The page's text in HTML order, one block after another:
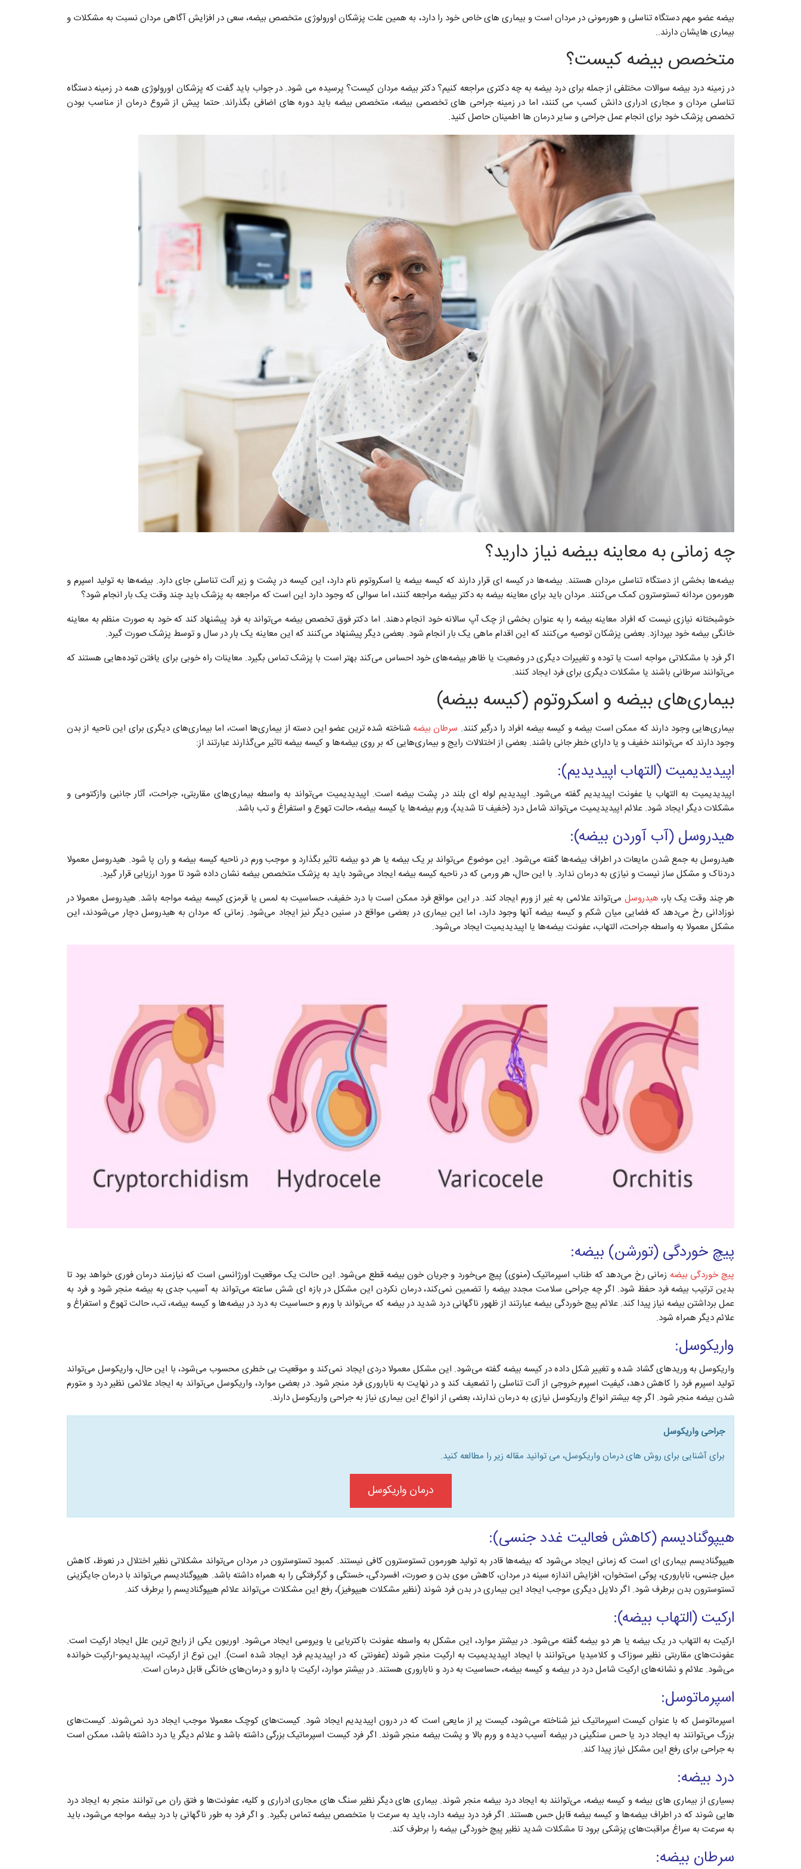
بیضه عضو مهم دستگاه تناسلی و هورمونی در مردان است و بیماری های خاص خود را دارد، به همین علت پزشکان اورولوژی متخصص بیضه، سعی در افزایش آگاهی مردان نسبت به مشکلات و
بیماری هایشان دارند..
متخصص بیضه کیست؟
در زمینه درد بیضه سوالات مختلفی از جمله برای درد بیضه به چه دکتری مراجعه کنیم؟ دکتر بیضه مردان کیست؟ پرسیده می شود. در جواب باید گفت که پزشکان اورولوژی همه در زمینه دستگاه
تناسلی مردان و مجاری ادراری دانش کسب می کنند، اما در زمینه جراحی های تخصصی بیضه، متخصص بیضه باید دوره های اضافی بگذراند. حتما پیش از شروع درمان از مناسب بودن
تخصص پزشک خود برای انجام عمل جراحی و سایر درمان ها اطمینان حاصل کنید.
چه زمانی به معاینه بیضه نیاز دارید؟
بیضه‌ها بخشی از دستگاه تناسلی مردان هستند. بیضه‌ها در کیسه ای قرار دارند که کیسه بیضه یا اسکروتوم نام دارد، این کیسه در پشت و زیر آلت تناسلی جای دارد. بیضه‌ها به تولید اسپرم و
هورمون مردانه تستوسترون کمک می‌کنند. مردان باید برای معاینه بیضه به دکتر بیضه مراجعه کنند، اما سوالی که وجود دارد این است که مراجعه به پزشک باید چند وقت یک بار انجام شود؟
خوشبختانه نیازی نیست که افراد معاینه بیضه را به عنوان بخشی از چک آپ سالانه خود انجام دهند. اما دکتر فوق تخصص بیضه می‌تواند به فرد پیشنهاد کند که خود به صورت منظم به معاینه
خانگی بیضه خود بپردازد. بعضی پزشکان توصیه می‌کنند که این اقدام ماهی یک بار انجام شود. بعضی دیگر پیشنهاد می‌کنند که این معاینه یک بار در سال و توسط پزشک صورت گیرد.
اگر فرد با مشکلاتی مواجه است یا توده و تغییرات دیگری در وضعیت یا ظاهر بیضه‌های خود احساس می‌کند بهتر است با پزشک تماس بگیرد. معاینات راه خوبی برای یافتن توده‌هایی هستند که
می‌توانند سرطانی باشند یا مشکلات دیگری برای فرد ایجاد کنند.
بیماری‌های بیضه و اسکروتوم (کیسه بیضه)
بیماری‌هایی وجود دارند که ممکن است بیضه و کیسه بیضه افراد را درگیر کنند. سرطان بیضه شناخته شده ترین عضو این دسته از بیماری‌ها است، اما بیماری‌های دیگری برای این ناحیه از بدن
وجود دارند که می‌توانند خفیف و یا دارای خطر جانی باشند. بعضی از اختلالات رایج و بیماری‌هایی که بر روی بیضه‌ها و کیسه بیضه تاثیر می‌گذارند عبارتند از:
اپیدیدیمیت (التهاب اپیدیدیم):
اپیدیدیمیت به التهاب یا عفونت اپیدیدیم گفته می‌شود. اپیدیدیم لوله ای بلند در پشت بیضه است. اپیدیدیمیت می‌تواند به واسطه بیماری‌های مقاربتی، جراحت، آثار جانبی وازکتومی و
مشکلات دیگر ایجاد شود. علائم اپیدیدیمیت می‌تواند شامل درد (خفیف تا شدید)، ورم بیضه‌ها یا کیسه بیضه، حالت تهوع و استفراغ و تب باشد.
هیدروسل (آب آوردن بیضه):
هیدروسل به جمع شدن مایعات در اطراف بیضه‌ها گفته می‌شود. این موضوع می‌تواند بر یک بیضه یا هر دو بیضه تاثیر بگذارد و موجب ورم در ناحیه کیسه بیضه و ران پا شود. هیدروسل معمولا
دردناک و مشکل ساز نیست و نیازی به درمان ندارد. با این حال، هر ورمی که در ناحیه کیسه بیضه ایجاد می‌شود باید به پزشک متخصص بیضه نشان داده شود تا مورد ارزیابی قرار گیرد.
هر چند وقت یک بار، هیدروسل می‌تواند علائمی به غیر از ورم ایجاد کند. در این مواقع فرد ممکن است با درد خفیف، حساسیت به لمس یا قرمزی کیسه بیضه مواجه باشد. هیدروسل معمولا در
نوزادانی رخ می‌دهد که فضایی میان شکم و کیسه بیضه آنها وجود دارد، اما این بیماری در بعضی مواقع در سنین دیگر نیز ایجاد می‌شود. زمانی که مردان به هیدروسل دچار می‌شودند، این
مشکل معمولا به واسطه جراحت، التهاب، عفونت بیضه‌ها یا اپیدیدیمیت ایجاد می‌شود.
پیچ خوردگی (تورشن) بیضه:
پیچ خوردگی بیضه زمانی رخ می‌دهد که طناب اسپرماتیک (منوی) پیچ می‌خورد و جریان خون بیضه قطع می‌شود. این حالت یک موقعیت اورژانسی است که نیازمند درمان فوری خواهد بود تا
بدین ترتیب بیضه فرد حفظ شود. اگر چه جراحی سلامت مجدد بیضه را تضمین نمی‌کند، درمان نکردن این مشکل در بازه ای شش ساعته می‌تواند به آسیب جدی به بیضه منجر شود و فرد به
عمل برداشتن بیضه نیاز پیدا کند. علائم پیچ خوردگی بیضه عبارتند از ظهور ناگهانی درد شدید در بیضه که می‌تواند با ورم و حساسیت به درد در بیضه‌ها و کیسه بیضه، تب، حالت تهوع و استفراغ و
علائم دیگر همراه شود.
واریکوسل:
واریکوسل به وریدهای گشاد شده و تغییر شکل داده در کیسه بیضه گفته می‌شود. این مشکل معمولا دردی ایجاد نمی‌کند و موقعیت بی خطری محسوب می‌شود، با این حال، واریکوسل می‌تواند
تولید اسپرم فرد را کاهش دهد، کیفیت اسپرم خروجی از آلت تناسلی را تضعیف کند و در نهایت به ناباروری فرد منجر شود. در بعضی موارد، واریکوسل می‌تواند به ایجاد علائمی نظیر درد و متورم
شدن بیضه منجر شود. اگر چه بیشتر انواع واریکوسل نیازی به درمان ندارند، بعضی از انواع این بیماری نیاز به جراحی واریکوسل دارند.
جراحی واریکوسل
برای آشنایی برای روش های درمان واریکوسل، می توانید مقاله زیر را مطالعه کنید.
درمان واریکوسل
هیپوگنادیسم (کاهش فعالیت غدد جنسی):
هیپوگنادیسم بیماری ای است که زمانی ایجاد می‌شود که بیضه‌ها قادر به تولید هورمون تستوسترون کافی نیستند. کمبود تستوسترون در مردان می‌تواند مشکلاتی نظیر اختلال در نعوظ، کاهش
میل جنسی، ناباروری، پوکی استخوان، افزایش اندازه سینه در مردان، کاهش موی بدن و صورت، افسردگی، خستگی و گرگرفتگی را به همراه داشته باشد. هیپوگنادیسم می‌تواند با درمان جایگزینی
تستوسترون بدن برطرف شود. اگر دلایل دیگری موجب ایجاد این بیماری در بدن فرد شوند (نظیر مشکلات هیپوفیز)، رفع این مشکلات می‌تواند علائم هیپوگنادیسم را برطرف کند.
ارکیت (التهاب بیضه):
ارکیت به التهاب در یک بیضه یا هر دو بیضه گفته می‌شود. در بیشتر موارد، این مشکل به واسطه عفونت باکتریایی یا ویروسی ایجاد می‌شود. اوریون یکی از رایج ترین علل ایجاد ارکیت است.
عفونت‌های مقاربتی نظیر سوزاک و کلامیدیا می‌توانند با ایجاد اپیدیدیمیت به ارکیت منجر شوند (عفونتی که در اپیدیدیم فرد ایجاد شده است). این نوع از ارکیت، اپیدیدیمو-ارکیت خوانده
می‌شود. علائم و نشانه‌های ارکیت شامل درد در بیضه و کیسه بیضه، حساسیت به درد و ناباروری هستند. در بیشتر موارد، ارکیت با دارو و درمان‌های خانگی قابل درمان است.
اسپرماتوسل:
اسپرماتوسل که با عنوان کیست اسپرماتیک نیز شناخته می‌شود، کیست پر از مایعی است که در درون اپیدیدیم ایجاد شود. کیست‌های کوچک معمولا موجب ایجاد درد نمی‌شوند. کیست‌های
بزرگ می‌توانند به ایجاد درد یا حس سنگینی در بیضه آسیب دیده و ورم بالا و پشت بیضه منجر شوند. اگر فرد کیست اسپرماتیک بزرگی داشته باشد و علائم دیگر یا درد داشته باشد، ممکن است
به جراحی برای رفع این مشکل نیاز پیدا کند.
درد بیضه:
بسیاری از بیماری‌ های بیضه و کیسه بیضه، می‌توانند به ایجاد درد بیضه منجر شوند. بیماری‌ های دیگر نظیر سنگ‌ های مجاری ادراری و کلیه، عفونت‌ها و فتق ران می‌ توانند منجر به ایجاد درد
هایی شوند که در اطراف بیضه‌ها و کیسه بیضه قابل حس هستند. اگر فرد درد بیضه دارد، باید به سرعت با متخصص بیضه تماس بگیرد. و اگر فرد به طور ناگهانی با درد بیضه مواجه می‌شود، باید
به سرعت به سراغ مراقبت‌های پزشکی برود تا مشکلات شدید نظیر پیچ خوردگی بیضه را برطرف کند.
سرطان بیضه: